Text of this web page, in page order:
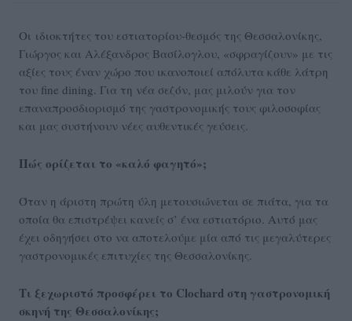
Οι ιδιοκτήτες του εστιατορίου-θεσμός της Θεσσαλονίκης,
Γιώργος και Αλέξανδρος Βασίλογλου, «σφραγίζουν» με τις
αξίες τους έναν χώρο που ικανοποιεί απόλυτα κάθε λάτρη
του fine dining. Για τη νέα σεζόν, μας μιλούν για τον
επαναπροσδιορισμό της γαστρονομικής τους φιλοσοφίας
και μας συστήνουν νέες αυθεντικές γεύσεις.
Πώς ορίζεται το «καλό φαγητό»;
Όταν η άριστη πρώτη ύλη μετουσιώνεται σε πιάτα, για τα
οποία θα επιστρέψει κανείς σ’ ένα εστιατόριο. Αυτό μας
έχει οδηγήσει στο να αποτελούμε μία από τις μεγαλύτερες
γαστρονομικές επιτυχίες της Θεσσαλονίκης.
Τι ξεχωριστό προσφέρει το Clochard στη γαστρονομική
σκηνή της Θεσσαλονίκης;